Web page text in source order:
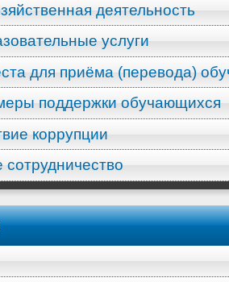
деятельность
услуги
для приёма (перевода)
поддержки обучающихся
коррупции